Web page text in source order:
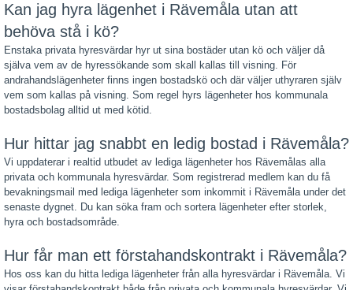
Kan jag hyra lägenhet i Rävemåla utan att
behöva stå i kö?
Enstaka privata hyresvärdar hyr ut sina bostäder utan kö och väljer då
själva vem av de hyressökande som skall kallas till visning. För
andrahandslägenheter finns ingen bostadskö och där väljer uthyraren själv
vem som kallas på visning. Som regel hyrs lägenheter hos kommunala
bostadsbolag alltid ut med kötid.
Hur hittar jag snabbt en ledig bostad i Rävemåla?
Vi uppdaterar i realtid utbudet av lediga lägenheter hos Rävemålas alla
privata och kommunala hyresvärdar. Som registrerad medlem kan du få
bevakningsmail med lediga lägenheter som inkommit i Rävemåla under det
senaste dygnet. Du kan söka fram och sortera lägenheter efter storlek,
hyra och bostadsområde.
Hur får man ett förstahandskontrakt i Rävemåla?
Hos oss kan du hitta lediga lägenheter från alla hyresvärdar i Rävemåla. Vi